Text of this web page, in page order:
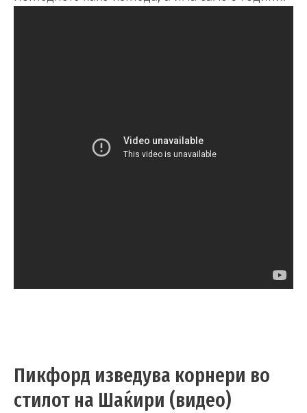
Пикфорд изведува корнери во
стилот на Шаќири (видео)